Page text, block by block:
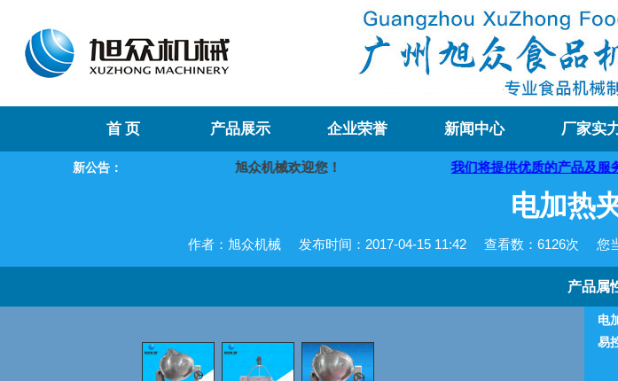
首 页 产品展示 企业荣誉 新闻中心 厂家实
新公告： 旭众机械欢迎您！ 我们将提供优质的产品及服务，欢迎咨询购
电加热
作者：旭众机械 发布时间：2017-04-15 11:42 查看数： 6126次 您
产品属
电
易